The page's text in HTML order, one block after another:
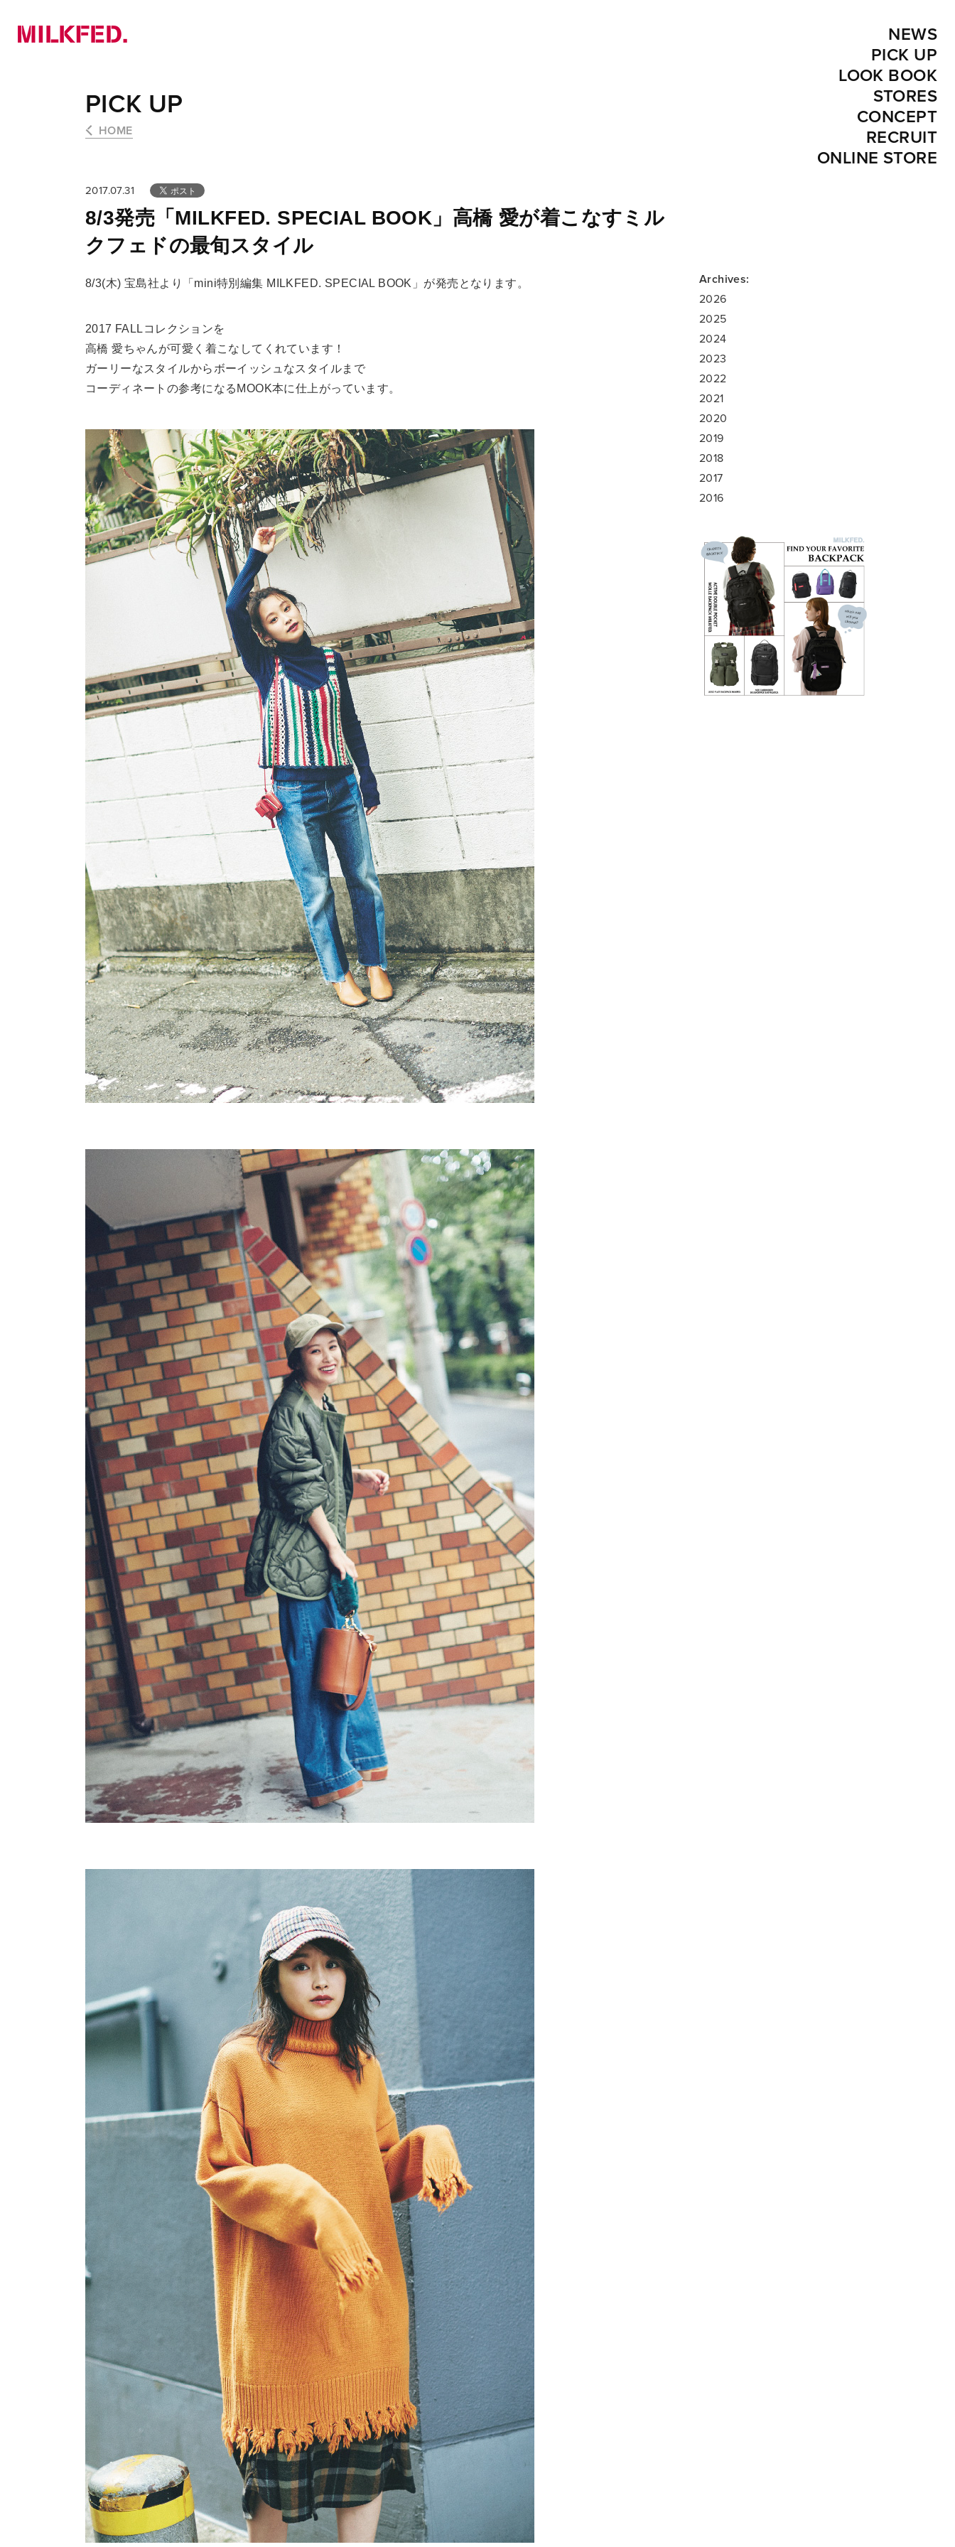
NEWS
PICK UP
LOOK BOOK
STORES
CONCEPT
RECRUIT
ONLINE STORE
PICK UP
HOME
2017.07.31
8/3発売「MILKFED. SPECIAL BOOK」高橋 愛が着こなすミル
クフェドの最旬スタイル
8/3(木) 宝島社より「mini特別編集 MILKFED. SPECIAL BOOK」が発売となります。
2017 FALLコレクションを
高橋 愛ちゃんが可愛く着こなしてくれています！
ガーリーなスタイルからボーイッシュなスタイルまで
コーディネートの参考になるMOOK本に仕上がっています。
Archives:
2026
2025
2024
2023
2022
2021
2020
2019
2018
2017
2016